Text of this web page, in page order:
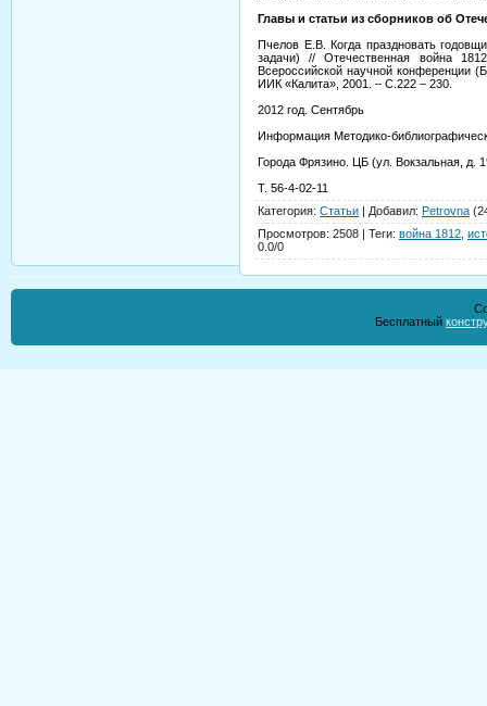
Главы и статьи из сборников об
Пчелов Е.В. Когда праздновать
задачи) // Отечественная война
Всероссийской научной конференции
ИИК «Калита», 2001. – С.222 – 230.
2012 год. Сентябрь
Информация Методико-
Города Фрязино. ЦБ (ул. Вокзальная, д.
Т. 56-4-02-11
Категория: Статьи | Добавил: Petrovna
Просмотров: 2508 | Теги: война 1812
0.0/0
Бесплатный